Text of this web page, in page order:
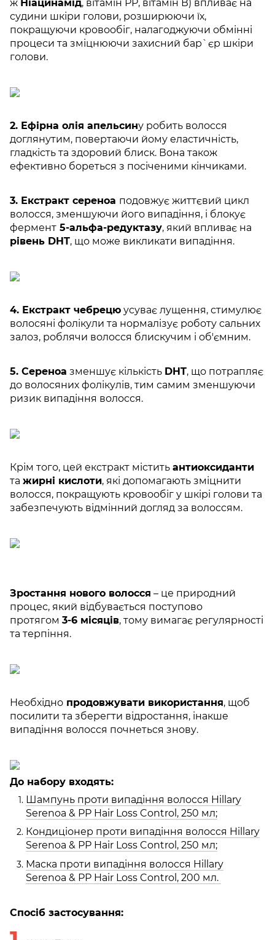
ж Ніацинамід, вітамін РР, вітамін В) впливає на
судини шкіри голови, розширюючи їх,
покращуючи кровообіг, налагоджуючи обмінні
процеси та зміцнюючи захисний бар`єр шкіри
голови.
2. Ефірна олія апельсину робить волосся
доглянутим, повертаючи йому еластичність,
гладкість та здоровий блиск. Вона також
ефективно бореться з посіченими кінчиками.
3. Екстракт сереноа подовжує життєвий цикл
волосся, зменшуючи його випадіння, і блокує
фермент 5-альфа-редуктазу, який впливає на
рівень DHT, що може викликати випадіння.
4. Екстракт чебрецю усуває лущення, стимулює
волосяні фолікули та нормалізує роботу сальних
залоз, роблячи волосся блискучим і об'ємним.
5. Сереноа зменшує кількість DHT, що потрапляє
до волосяних фолікулів, тим самим зменшуючи
ризик випадіння волосся.
Крім того, цей екстракт містить антиоксиданти
та жирні кислоти, які допомагають зміцнити
волосся, покращують кровообіг у шкірі голови та
забезпечують відмінний догляд за волоссям.
Зростання нового волосся – це природний
процес, який відбувається поступово
протягом 3-6 місяців, тому вимагає регулярності
та терпіння.
Необхідно продовжувати використання, щоб
посилити та зберегти відростання, інакше
випадіння волосся почнеться знову.
До набору входять:
Шампунь проти випадіння волосся Hillary
Serenoa & РР Hair Loss Control, 250 мл;
Кондиціонер проти випадіння волосся Hillary
Serenoa & РР Hair Loss Control, 250 мл;
Маска проти випадіння волосся Hillary
Serenoa & РР Hair Loss Control, 200 мл.
Спосіб застосування: